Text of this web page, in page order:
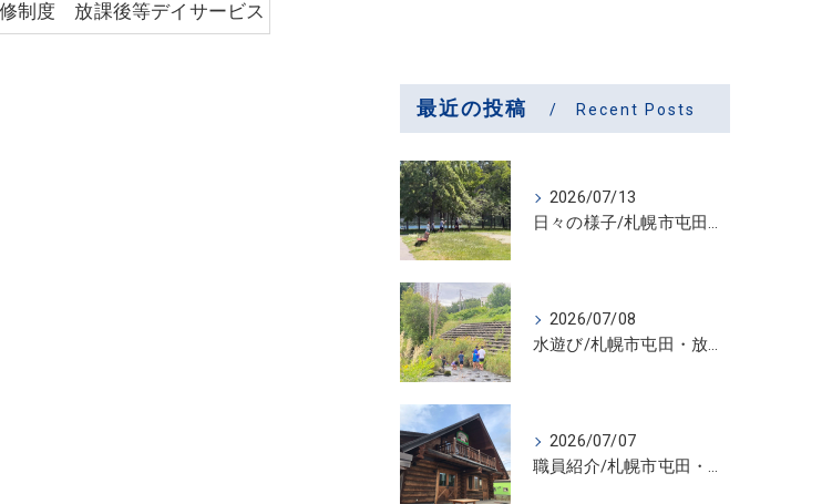
制度 放課後等デイサービス
最近の投稿 Recent Posts
2026/07/13
日々の様子/札幌市屯田・放課後等デイサービス くるわーる
2026/07/08
水遊び/札幌市屯田・放課後等デイサービス くるわーる
2026/07/07
職員紹介/札幌市屯田・放課後等デイサービス くるわーる